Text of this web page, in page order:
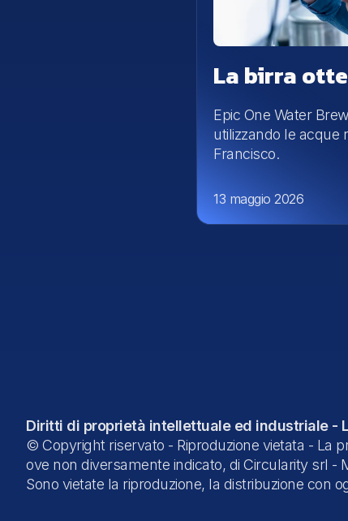
La birra
Epic One Water
utilizzando le acque
Francisco.
13 maggio 2026
Diritti di proprietà intellettuale ed industriale -
© Copyright riservato - Riproduzione vietata - La
ove non diversamente indicato, di Circularity srl -
Sono vietate la riproduzione, la distribuzione con